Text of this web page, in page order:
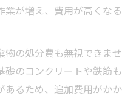
が増え、費用が高くなる
の処分費も無視できませ
のコンクリートや鉄筋も
あるため、追加費用がかか